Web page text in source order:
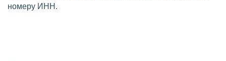
номеру ИНН.